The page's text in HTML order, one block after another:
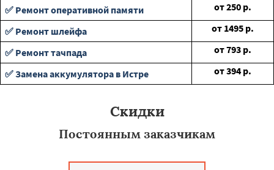
✅ Ремонт оперативной памяти
от250 р.
✅ Ремонт шлейфа
от 1495 р.
✅ Ремонт тачпада
от793 р.
✅ Замена аккумулятора в Истре
от394 р.
Скидки
Постоянным заказчикам